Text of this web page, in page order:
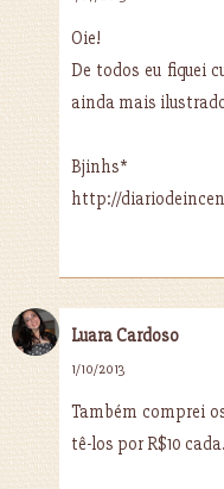
Oie!
De todos eu fiquei
ainda mais
Bjinhs*
http://
Luara Cardoso
1/10/2013
Também comprei
tê-los por R$10